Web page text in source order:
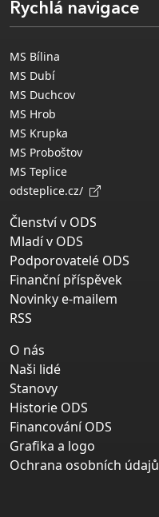
Rychlá navigace
MS Bílina
MS Dubí
MS Duchcov
MS Hrob
MS Krupka
MS Proboštov
MS Teplice
odsteplice.cz/
Členství v ODS
Mladí v ODS
Podporovatelé ODS
Finanční příspěvek
Novinky e-mailem
RSS
O nás
Naši lidé
Stanovy
Historie ODS
Financování ODS
Grafika a logo
Ochrana osobních údajů